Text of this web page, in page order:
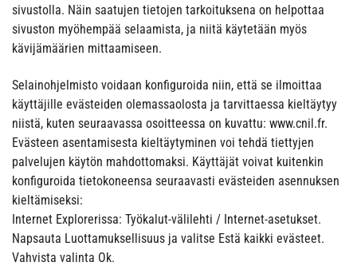
sivustolla. Näin saatujen tietojen tarkoituksena on helpottaa
sivuston myöhempää selaamista, ja niitä käytetään myös
kävijämäärien mittaamiseen.
Selainohjelmisto voidaan konfiguroida niin, että se ilmoittaa
käyttäjille evästeiden olemassaolosta ja tarvittaessa kieltäytyy
niistä, kuten seuraavassa osoitteessa on kuvattu: www.cnil.fr.
Evästeen asentamisesta kieltäytyminen voi tehdä tiettyjen
palvelujen käytön mahdottomaksi. Käyttäjät voivat kuitenkin
konfiguroida tietokoneensa seuraavasti evästeiden asennuksen
kieltämiseksi:
Internet Explorerissa: Työkalut-välilehti / Internet-asetukset.
Napsauta Luottamuksellisuus ja valitse Estä kaikki evästeet.
Vahvista valinta Ok.